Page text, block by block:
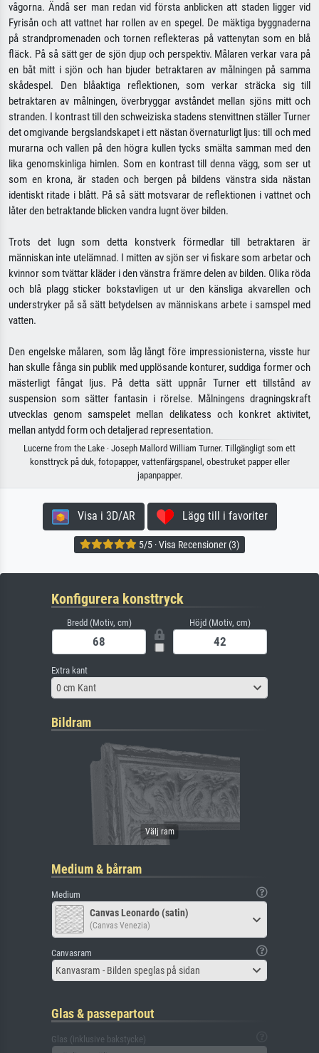
vågorna. Ändå ser man redan vid första anblicken att staden ligger vid
Fyrisån och att vattnet har rollen av en spegel. De mäktiga byggnaderna
på strandpromenaden och tornen reflekteras på vattenytan som en blå
fläck. På så sätt ger de sjön djup och perspektiv. Målaren verkar vara på
en båt mitt i sjön och han bjuder betraktaren av målningen på samma
skådespel. Den blåaktiga reflektionen, som verkar sträcka sig till
betraktaren av målningen, överbryggar avståndet mellan sjöns mitt och
stranden. I kontrast till den schweiziska stadens stenvittnen ställer Turner
det omgivande bergslandskapet i ett nästan övernaturligt ljus: till och med
murarna och vallen på den högra kullen tycks smälta samman med den
lika genomskinliga himlen. Som en kontrast till denna vägg, som ser ut
som en krona, är staden och bergen på bildens vänstra sida nästan
identiskt ritade i blått. På så sätt motsvarar de reflektionen i vattnet och
låter den betraktande blicken vandra lugnt över bilden.
Trots det lugn som detta konstverk förmedlar till betraktaren är
människan inte utelämnad. I mitten av sjön ser vi fiskare som arbetar och
kvinnor som tvättar kläder i den vänstra främre delen av bilden. Olika röda
och blå plagg sticker bokstavligen ut ur den känsliga akvarellen och
understryker på så sätt betydelsen av människans arbete i samspel med
vatten.
Den engelske målaren, som låg långt före impressionisterna, visste hur
han skulle fånga sin publik med upplösande konturer, suddiga former och
mästerligt fångat ljus. På detta sätt uppnår Turner ett tillstånd av
suspension som sätter fantasin i rörelse. Målningens dragningskraft
utvecklas genom samspelet mellan delikatess och konkret aktivitet,
mellan antydd form och detaljerad representation.
Lucerne from the Lake · Joseph Mallord William Turner. Tillgängligt som ett
konsttryck på duk, fotopapper, vattenfärgspanel, obestruket papper eller
japanpapper.
Visa i 3D/AR Lägg till i favoriter
5/5 · Visa Recensioner (3)
Konfigurera konsttryck
Bredd (Motiv, cm) Höjd (Motiv, cm)
Extra kant
0 cm Kant
Bildram
Medium & bårram
Medium
Canvas Leonardo (satin)
(Canvas Venezia)
Canvasram
Kanvasram - Bilden speglas på sidan
Glas & passepartout
Glas (inklusive bakstycke)